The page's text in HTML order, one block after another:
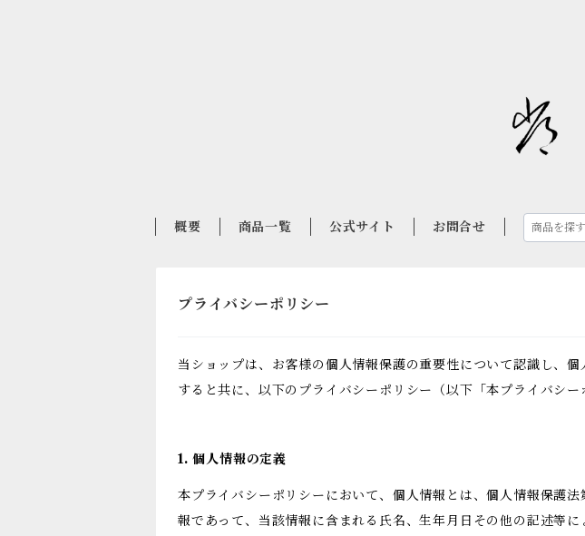
概要 商品一覧 公式サイト お問合せ
プライバシーポリシー
当ショップは、お客様の個人情報保護の重要性について認識し、
すると共に、以下のプライバシーポリシー（以下「本プライバシ
1. 個人情報の定義
本プライバシーポリシーにおいて、個人情報とは、個人情報保護
報であって、当該情報に含まれる氏名、生年月日その他の記述等